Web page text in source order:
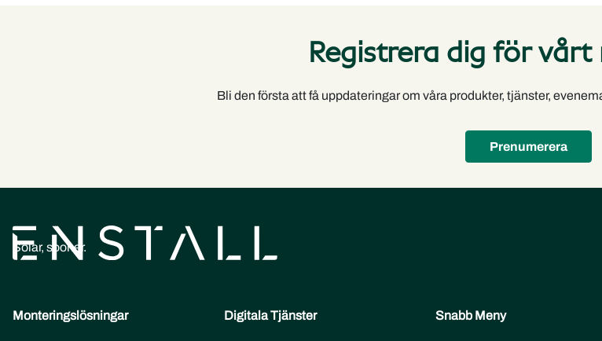
Registrera dig för vårt
Bli den första att få uppdateringar om våra produkter, tjänster,
Prenumerera
Solar, sooner.
Monteringslösningar Digitala Tjänster Snabb Meny